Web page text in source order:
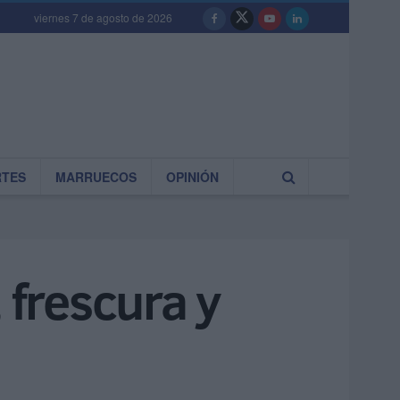
viernes 7 de agosto de 2026
MARRUECOS OPINIÓN
y